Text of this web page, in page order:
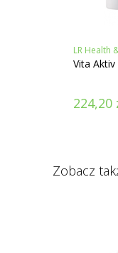
LR Health
Vita
224,20
Zobacz